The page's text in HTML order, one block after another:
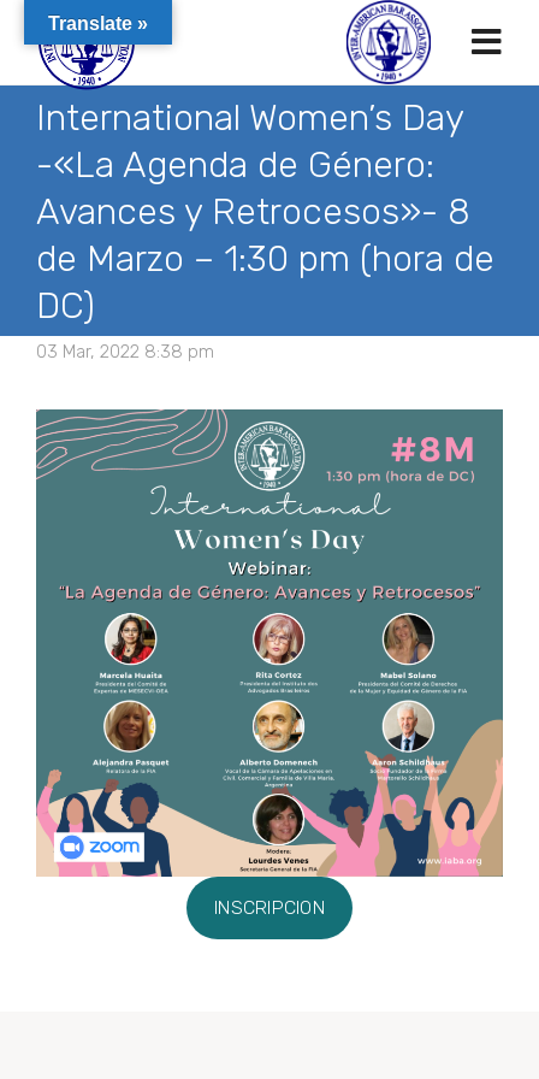
International Women’s Day
-«La Agenda de Género:
Avances y Retrocesos»- 8
de Marzo – 1:30 pm (hora de
DC)
03 Mar, 2022 8:38 pm
INSCRIPCION
Translate »